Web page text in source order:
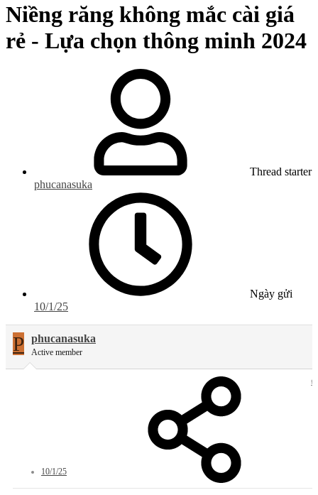
Niềng răng không mắc cài giá
rẻ - Lựa chọn thông minh 2024
Thread starter
phucanasuka
Ngày gửi
10/1/25
P phucanasuka
Active member
10/1/25